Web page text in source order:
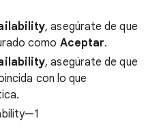
, asegúrate de que
como Aceptar.
, asegúrate de que
con lo que